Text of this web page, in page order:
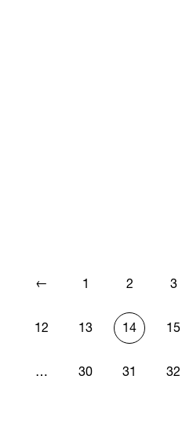
← 1 2 3
12 13 14 15
… 30 31 32